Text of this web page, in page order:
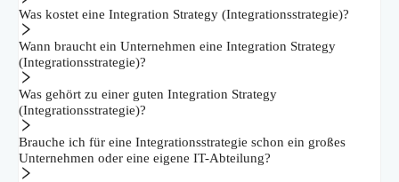
Was kostet eine Integration Strategy (Integrationsstrategie)?
Wann braucht ein Unternehmen eine Integration Strategy
(Integrationsstrategie)?
Was gehört zu einer guten Integration Strategy
(Integrationsstrategie)?
Brauche ich für eine Integrationsstrategie schon ein großes
Unternehmen oder eine eigene IT-Abteilung?